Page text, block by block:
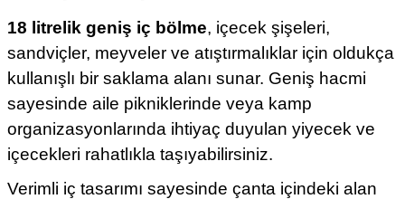
18 litrelik geniş iç bölme, içecek şişeleri,
sandviçler, meyveler ve atıştırmalıklar için oldukça
kullanışlı bir saklama alanı sunar. Geniş hacmi
sayesinde aile pikniklerinde veya kamp
organizasyonlarında ihtiyaç duyulan yiyecek ve
içecekleri rahatlıkla taşıyabilirsiniz.
Verimli iç tasarımı sayesinde çanta içindeki alan